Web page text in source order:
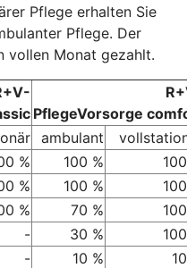
Pflege erhalten Sie
Pflege. Der
vollen Monat gezahlt.
PflegeVorsorge
ambulant
% 100 %
% 100 %
% 70 %
- 30 %
- 10 %